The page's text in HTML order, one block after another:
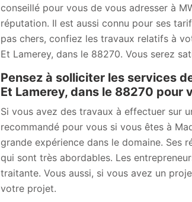
conseillé pour vous de vous adresser à
réputation. Il est aussi connu pour ses
pas chers, confiez les travaux relatifs à
Et Lamerey, dans le 88270. Vous serez
Pensez à solliciter les services
Et Lamerey, dans le 88270 pour
Si vous avez des travaux à effectuer sur
recommandé pour vous si vous êtes à
grande expérience dans le domaine. Ses
qui sont très abordables. Les
traitante. Vous aussi, si vous avez un
votre projet.